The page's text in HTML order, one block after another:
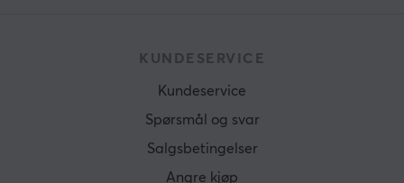
KUNDESERVICE
Kundeservice
Spørsmål og svar
Salgsbetingelser
Angre kjøp